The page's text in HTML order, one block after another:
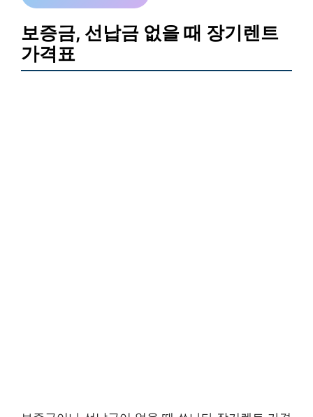
보증금, 선납금 없을 때 장기렌트
가격표